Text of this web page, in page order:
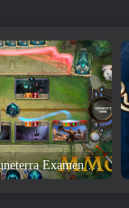
Légendes de Runeterra Examen et téléchargement